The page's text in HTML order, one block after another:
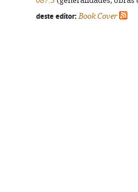
deste editor: Book Cover